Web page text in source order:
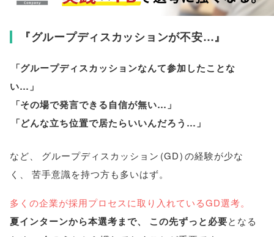
『グループディスカッションが不安…』
「グループディスカッションなんて参加したことな
い… 」
「その場で発言できる自信が無い… 」
「どんな立ち位置で居たらいいんだろう… 」
など、 グループディスカッション (GD)の経験が少な
く 、 苦手意識を持つ方も多いはず。
多くの企業が採用プロセスに取り入れているGD選考。
夏インターンから本選考まで、 この先ずっと必要となる